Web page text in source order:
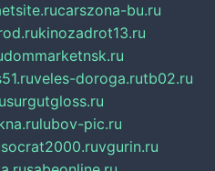
carszona-bu.ru
kinozadrot13.ru
dommarketnsk.ru
veles-doroga.rutb02.ru
surgutgloss.ru
lubov-pic.ru
socrat2000.ruvgurin.ru